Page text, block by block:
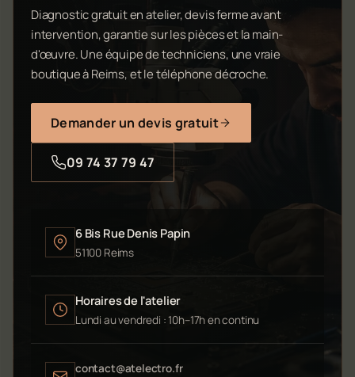
Diagnostic gratuit en atelier, devis ferme avant
intervention, garantie sur les pièces et la main-
d'œuvre. Une équipe de techniciens, une vraie
boutique à Reims, et le téléphone décroche.
Demander un devis gratuit
09 74 37 79 47
6 Bis Rue Denis Papin
51100 Reims
Horaires de l'atelier
Lundi au vendredi : 10h–17h en continu
contact@atelectro.fr